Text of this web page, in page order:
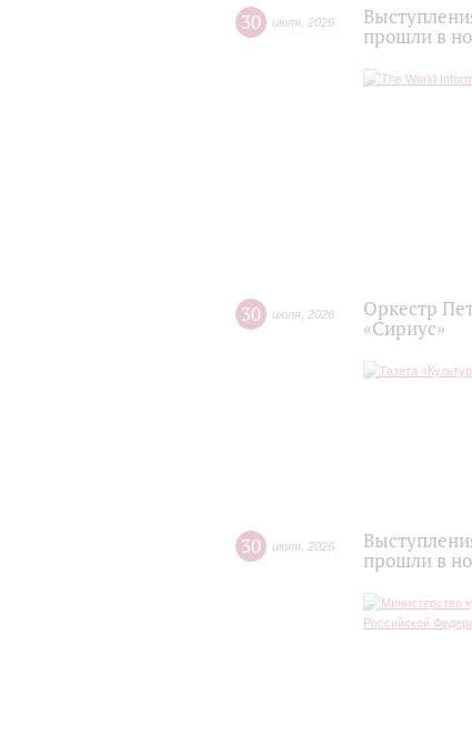
30 июля 2026
прошли в
30 июля 2026
Оркестр
«Сириус»
30 июля 2026
прошли в